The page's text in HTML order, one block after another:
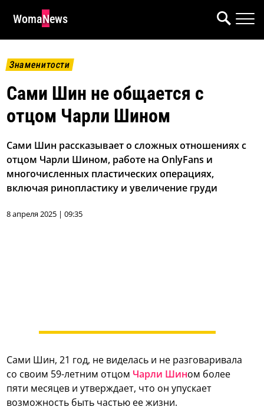
WomaNews
Знаменитости
Сами Шин не общается с
отцом Чарли Шином
Сами Шин рассказывает о сложных отношениях с
отцом Чарли Шином, работе на OnlyFans и
многочисленных пластических операциях,
включая ринопластику и увеличение груди
8 апреля 2025 | 09:35
Сами Шин, 21 год, не виделась и не разговаривала
со своим 59-летним отцом Чарли Шином более
пяти месяцев и утверждает, что он упускает
возможность быть частью ее жизни.